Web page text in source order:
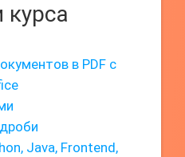
курса
в PDF с
Java, Frontend,